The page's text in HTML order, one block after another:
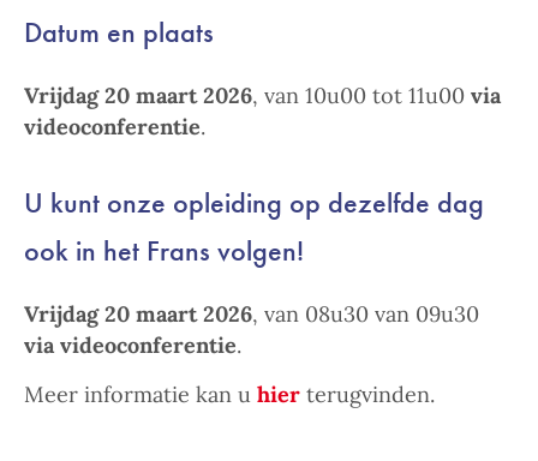
Datum en plaats
Vrijdag 20 maart 2026, van 10u00 tot 11u00 via
videoconferentie.
U kunt onze opleiding op dezelfde dag
ook in het Frans volgen!
Vrijdag 20 maart 2026, van 08u30 van 09u30
via videoconferentie.
Meer informatie kan u hier terugvinden.